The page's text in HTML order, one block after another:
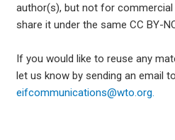
author(s), but not for
share it under the same CC BY-
If you would like to reuse any
let us know by sending an email
eifcommunications@wto.org.